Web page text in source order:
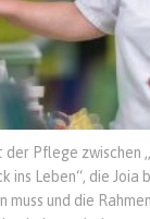
Pflege zwischen
ins Leben“, die Joia
muss und die